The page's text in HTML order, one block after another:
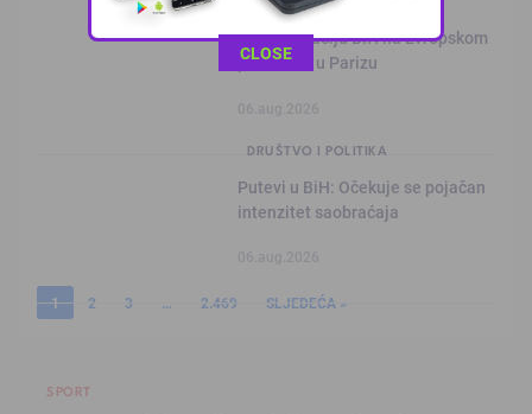
Lana Pudar predvodi
reprezentaciju BiH na Evropskom
prvenstvu u Parizu
DRUŠTVO I POLITIKA
Putevi u BiH: Očekuje se pojačan
intenzitet saobraćaja
1 2 3 … 2.469 SLJEDEĆA »
SPORT
This popup will close in: 10
CLOSE